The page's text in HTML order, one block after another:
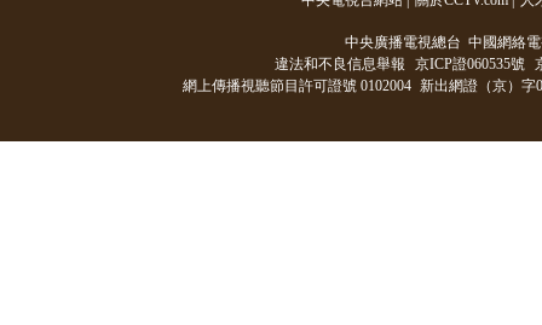
中央廣播電視總台 中國網絡
違法和不良信息舉報
京ICP證060535號
網上傳播視聽節目許可證號 0102004 新出網證（京）